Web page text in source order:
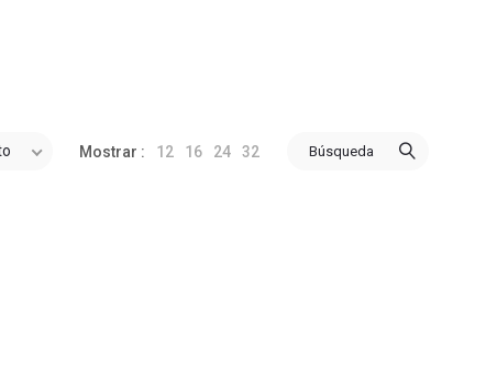
Mostrar : 12 16 24 32 Búsqueda